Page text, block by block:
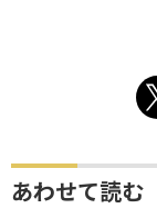
あわせて読む